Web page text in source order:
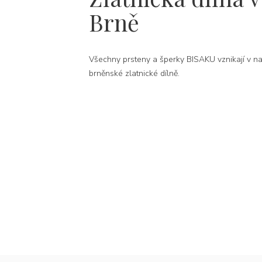
Brně
Všechny prsteny a šperky BISAKU vznikají v
brněnské zlatnické dílně.